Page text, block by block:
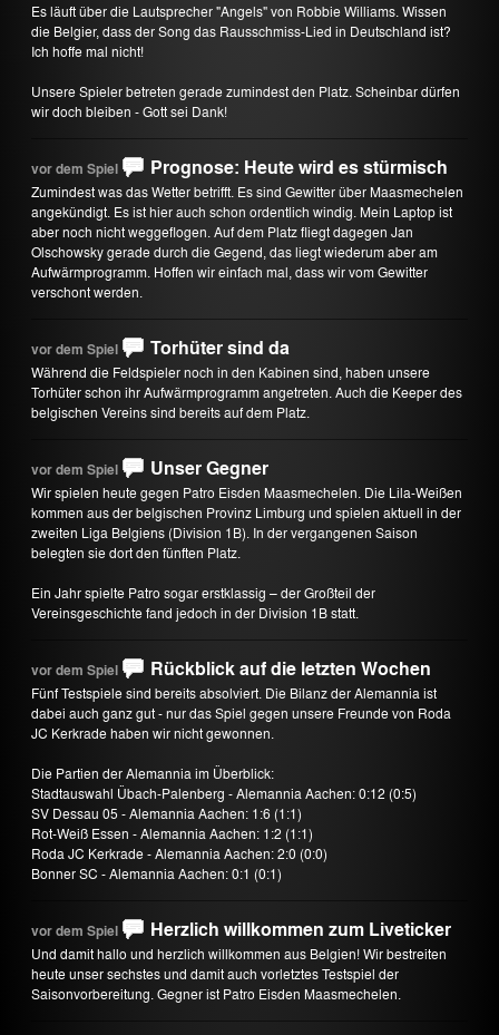
Es läuft über die Lautsprecher "Angels" von Robbie Williams. Wissen
die Belgier, dass der Song das Rausschmiss-Lied in Deutschland ist?
Ich hoffe mal nicht!
Unsere Spieler betreten gerade zumindest den Platz. Scheinbar dürfen
wir doch bleiben - Gott sei Dank!
vor dem Spiel Prognose: Heute wird es stürmisch
Zumindest was das Wetter betrifft. Es sind Gewitter über Maasmechelen
angekündigt. Es ist hier auch schon ordentlich windig. Mein Laptop ist
aber noch nicht weggeflogen. Auf dem Platz fliegt dagegen Jan
Olschowsky gerade durch die Gegend, das liegt wiederum aber am
Aufwärmprogramm. Hoffen wir einfach mal, dass wir vom Gewitter
verschont werden.
vor dem Spiel Torhüter sind da
Während die Feldspieler noch in den Kabinen sind, haben unsere
Torhüter schon ihr Aufwärmprogramm angetreten. Auch die Keeper des
belgischen Vereins sind bereits auf dem Platz.
vor dem Spiel Unser Gegner
Wir spielen heute gegen Patro Eisden Maasmechelen. Die Lila-Weißen
kommen aus der belgischen Provinz Limburg und spielen aktuell in der
zweiten Liga Belgiens (Division 1B). In der vergangenen Saison
belegten sie dort den fünften Platz.
Ein Jahr spielte Patro sogar erstklassig – der Großteil der
Vereinsgeschichte fand jedoch in der Division 1B statt.
vor dem Spiel Rückblick auf die letzten Wochen
Fünf Testspiele sind bereits absolviert. Die Bilanz der Alemannia ist
dabei auch ganz gut - nur das Spiel gegen unsere Freunde von Roda
JC Kerkrade haben wir nicht gewonnen.
Die Partien der Alemannia im Überblick:
Stadtauswahl Übach-Palenberg - Alemannia Aachen: 0:12 (0:5)
SV Dessau 05 - Alemannia Aachen: 1:6 (1:1)
Rot-Weiß Essen - Alemannia Aachen: 1:2 (1:1)
Roda JC Kerkrade - Alemannia Aachen: 2:0 (0:0)
Bonner SC - Alemannia Aachen: 0:1 (0:1)
vor dem Spiel Herzlich willkommen zum Liveticker
Und damit hallo und herzlich willkommen aus Belgien! Wir bestreiten
heute unser sechstes und damit auch vorletztes Testspiel der
Saisonvorbereitung. Gegner ist Patro Eisden Maasmechelen.